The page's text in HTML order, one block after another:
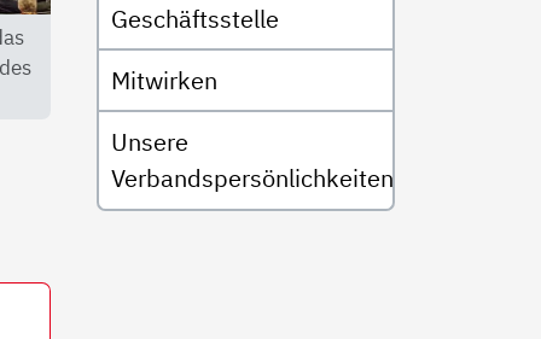
Geschäftsstelle
Mitwirken
Unsere
Verbandspersönlichkeiten